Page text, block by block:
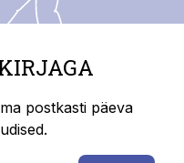
postkasti päeva